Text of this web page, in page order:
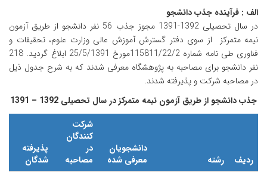
الف : فرآینده جذب دانشجو
در سال تحصیلی 1392-1391 مجوز جذب 56 نفر دانشجو از طریق آزمون
نیمه متمرکز از سوی دفتر گسترش آموزش عالی وزارت علوم، تحقیقات و
فناوری طی نامه شماره 115811/22/2مورخ 25/5/1391 ابلاغ گردید. 218
نفر دانشجو برای مصاحبه به پژوهشگاه معرفی شدند که به شرح جدول ذیل
در مصاحبه شرکت و پذیرفته شدند.
جذب دانشجو از طریق آزمون نیمه متمرکز در سال تحصیلی 1392 – 1391
ردیف رشته
دانشجویان
معرفی شده
شرکت
کنندگان
در
مصاحبه
پذیرفته
شدگان